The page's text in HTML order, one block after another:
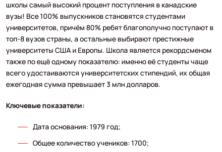
школы самый высокий процент поступления в канадские
вузы! Все 100% выпускников становятся студентами
университетов, причём 80% ребят благополучно поступают в
топ-8 вузов страны, а остальные выбирают престижные
университеты США и Европы. Школа является рекордсменом
также по ещё одному показателю: именно её студенты чаще
всего удостаиваются университетских стипендий, их общая
ежегодная сумма превышает 3 млн долларов.
Ключевые показатели:
Дата основания: 1979 год;
Общее количество учеников: 1700;